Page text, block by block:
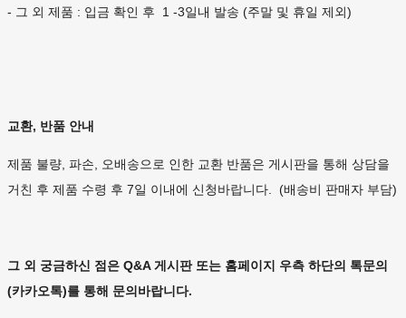
- 그 외 제품 : 입금 확인 후 1 -3일내 발송 (주말 및 휴일 제외)
교환, 반품 안내
제품 불량, 파손, 오배송으로 인한 교환 반품은 게시판을 통해 상담을
거친 후 제품 수령 후 7일 이내에 신청바랍니다. (배송비 판매자 부담)
그 외 궁금하신 점은 Q&A 게시판 또는 홈페이지 우측 하단의 톡문의
(카카오톡)를 통해 문의바랍니다.